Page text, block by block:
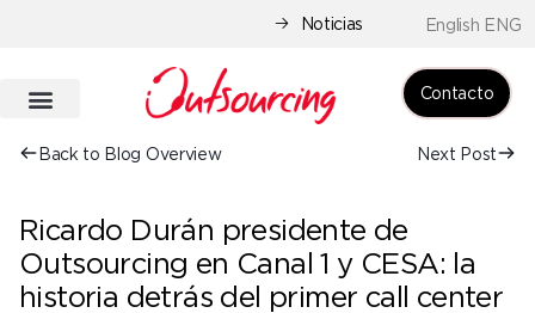
Noticias English ENG
Contacto
Back to Blog Overview Next Post
Ricardo Durán presidente de
Outsourcing en Canal 1 y CESA: la
historia detrás del primer call center